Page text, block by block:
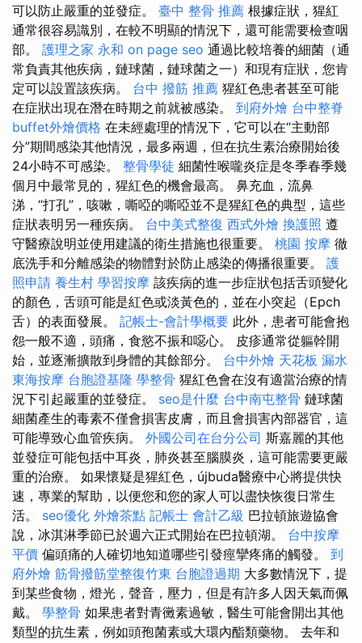
可以防止嚴重的並發症。 臺中 整骨 推薦 根據症狀，猩紅
通常很容易識別，在較不明顯的情況下，還可能需要檢查咽
部。 護理之家 永和 on page seo 通過比較培養的細菌（通
常負責其他疾病，鏈球菌，鏈球菌之一）和現有症狀，您肯
定可以設置該疾病。 台中 撥筋 推薦 猩紅色患者甚至可能
在症狀出現在潛在時期之前就被感染。 到府外燴 台中整脊
buffet外燴價格 在未經處理的情況下，它可以在“主動部
分”期間感染其他情況，最多兩週，但在抗生素治療開始後
24小時不可感染。 整骨學徒 細菌性喉嚨炎症是冬季春季幾
個月中最常見的，猩紅色的機會最高。 鼻充血，流鼻
涕，“打孔”，咳嗽，嘶啞的嘶啞並不是猩紅色的典型，這些
症狀表明另一種疾病。 台中美式整復 西式外燴 換護照 遵
守醫療說明並使用建議的衛生措施也很重要。 桃園 按摩 徹
底洗手和分離感染的物體對於防止感染的傳播很重要。 護
照申請 養生村 學習按摩 該疾病的進一步症狀包括舌頭變化
的顏色，舌頭可能是紅色或淡黃色的，並在小突起（Epch
舌）的表面發展。 記帳士-會計學概要 此外，患者可能會抱
怨一般不適，頭痛，食慾不振和噁心。 皮疹通常從軀幹開
始，並逐漸擴散到身體的其餘部分。 台中外燴 天花板 漏水
東海按摩 台胞證基隆 學整骨 猩紅色會在沒有適當治療的情
況下引起嚴重的並發症。 seo是什麼 台中南屯整骨 鏈球菌
細菌產生的毒素不僅會損害皮膚，而且會損害內部器官，這
可能導致心血管疾病。 外國公司在台分公司 斯嘉麗的其他
並發症可能包括中耳炎，肺炎甚至腦膜炎，這可能需要更嚴
重的治療。 如果懷疑是猩紅色，újbuda醫療中心將提供快
速，專業的幫助，以便您和您的家人可以盡快恢復日常生
活。 seo優化 外燴茶點 記帳士 會計乙級 巴拉頓旅遊協會
說，冰淇淋季節已於週六正式開始在巴拉頓湖。 台中按摩
平價 偏頭痛的人確切地知道哪些引發痙攣疼痛的觸發。 到
府外燴 筋骨撥筋堂整復竹東 台胞證過期 大多數情況下，提
到某些食物，燈光，聲音，壓力，但是有許多人因天氣而佩
戴。 學整骨 如果患者對青黴素過敏，醫生可能會開出其他
類型的抗生素，例如頭孢菌素或大環內酯類藥物。 去年和